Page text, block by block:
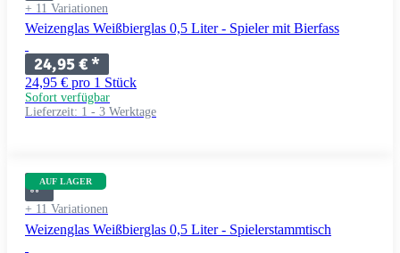
+ 11 Variationen
Weizenglas Weißbierglas 0,5 Liter - Spieler mit Bierfass
24,95 €*
24,95 € pro 1 Stück
Sofort verfügbar
Lieferzeit: 1 - 3 Werktage
AUF LAGER
+ 11 Variationen
Weizenglas Weißbierglas 0,5 Liter - Spielerstammtisch